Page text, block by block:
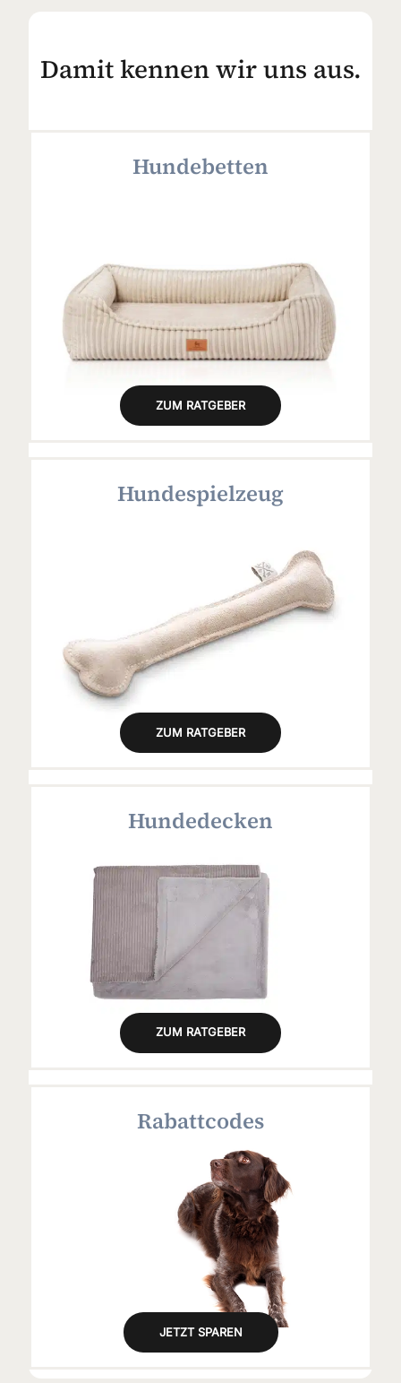
Damit kennen wir uns aus.
Hundebetten
ZUM RATGEBER
Hundespielzeug
ZUM RATGEBER
Hundedecken
ZUM RATGEBER
Rabattcodes
JETZT SPAREN